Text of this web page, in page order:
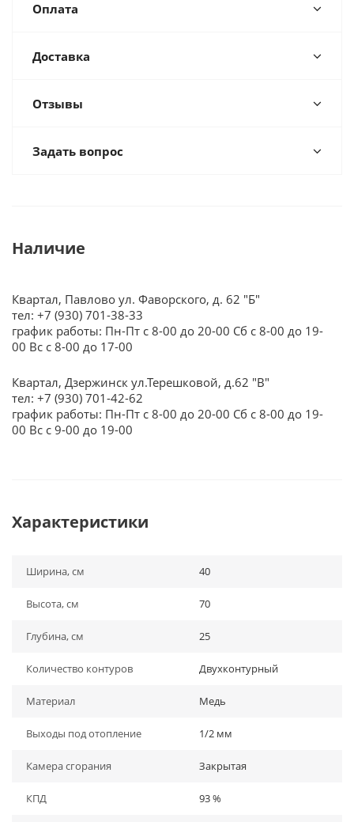
Оплата
Доставка
Отзывы
Задать вопрос
Наличие
Квартал, Павлово ул. Фаворского, д. 62 "Б"
тел: +7 (930) 701-38-33
график работы: Пн-Пт с 8-00 до 20-00 Сб с 8-00 до 19-
00 Вс с 8-00 до 17-00
Квартал, Дзержинск ул.Терешковой, д.62 "В"
тел: +7 (930) 701-42-62
график работы: Пн-Пт с 8-00 до 20-00 Сб с 8-00 до 19-
00 Вс с 9-00 до 19-00
Характеристики
Ширина, см 40
Высота, см 70
Глубина, см 25
Количество контуров Двухконтурный
Материал Медь
Выходы под отопление 1/2 мм
Камера сгорания Закрытая
КПД 93 %